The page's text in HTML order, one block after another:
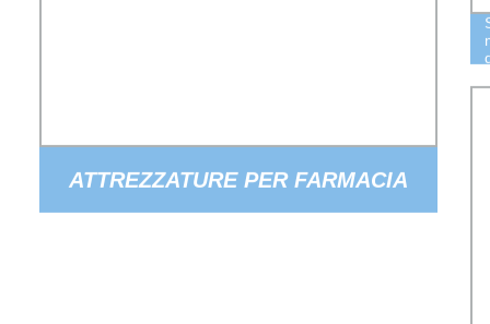
ATTREZZATURE PER FARMACIA